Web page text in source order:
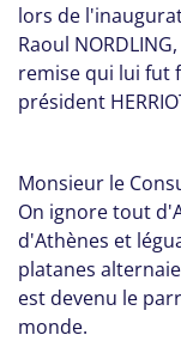
lors de
Raoul
remise qui lui fut
président
Monsieur le
On ignore tout
d'Athènes et
platanes
est devenu le
monde.